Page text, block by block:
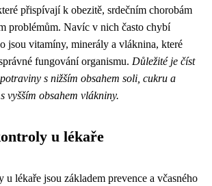
přispívají k obezitě, srdečním chorobám
problémům. Navíc v nich často chybí
jsou vitamíny, minerály a vláknina, které
fungování organismu. Důležité je číst
s nižším obsahem soli, cukru a
vyšším obsahem vlákniny.
u lékaře
u lékaře jsou základem prevence a včasného